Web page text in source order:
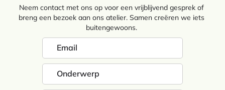
Neem contact met ons op voor een vrijblijvend gesprek of
breng een bezoek aan ons atelier. Samen creëren we iets
buitengewoons.